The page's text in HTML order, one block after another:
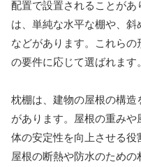
配置で設置されることがあ
は、単純な水平な棚や、
などがあります。これら
の要件に応じて選ばれます。
枕棚は、建物の屋根の構造
があります。屋根の重み
体の安定性を向上させる役
屋根の断熱や防水のため